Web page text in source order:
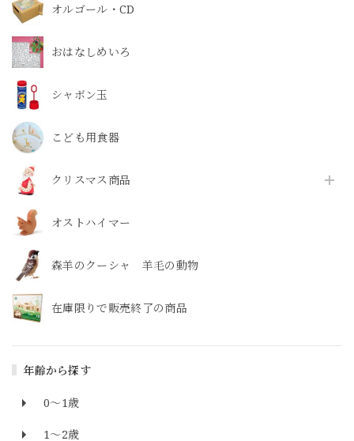
オルゴール・CD
おはなしめいろ
シャボン玉
こども用食器
クリスマス商品
オストハイマー
森羊のクーシャ 羊毛の動物
在庫限りで販売終了の商品
年齢から探す
0～1歳
1～2歳